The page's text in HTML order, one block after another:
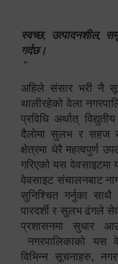
स्वच्छ, उत्पादनशील,
गर्दछ।
"
अहिले संसार भरी नै
थालीरहेको वेला
प्रविधि अर्थात्
दैलोमा सुलभ र सहज
क्षेत्रमा धेरै महत्वपुर्ण
गरिएको यस वेवसाइटमा
वेवसाइट संचालनबाट
सुनिश्चित गर्नुका साथै
पारदर्शी र सुलभ ढंगले
प्रशासनमा सुधार
नगरपालिकाको यस
विभिन्न सूचनाहरु,